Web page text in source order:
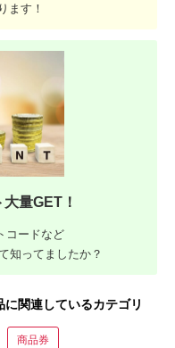
ます！
量GET！
コードなど
知ってましたか？
関連しているカテゴリ
商品券